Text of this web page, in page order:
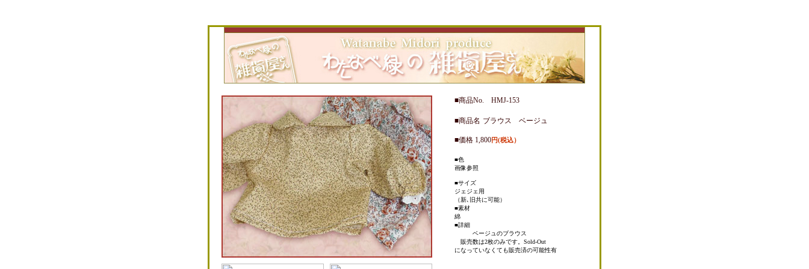
■商品No. HMJ-153
■商品名 ブラウス ベージュ
■価格 1,800円(税込）
■色
画像参照
■サイズ
ジェジェ用
（新､旧共に可能）
■素材
綿
■詳細
ベージュのブラウス
販売数は2枚のみです。Sold-Out
になっていなくても販売済の可能性有